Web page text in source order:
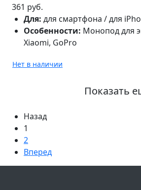
361 руб.
Для: для смартфона / для
Особенности: Монопод для
Xiaomi, GoPro
Нет в наличии
Показать
Назад
1
2
Вперед